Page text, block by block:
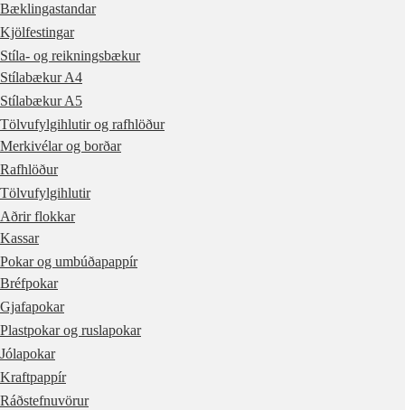
Bæklingastandar
Kjölfestingar
Stíla- og reikningsbækur
Stílabækur A4
Stílabækur A5
Tölvufylgihlutir og rafhlöður
Merkivélar og borðar
Rafhlöður
Tölvufylgihlutir
Aðrir flokkar
Kassar
Pokar og umbúðapappír
Bréfpokar
Gjafapokar
Plastpokar og ruslapokar
Jólapokar
Kraftpappír
Ráðstefnuvörur